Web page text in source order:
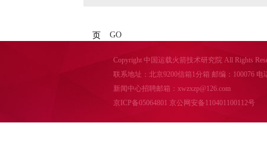
页 GO
Copyright 中国运载火箭技术研究院 All Rights
联系地址：北京9200信箱1分箱 邮编：100076 电
新闻中心招聘邮箱：xwzxzp@126.com
京ICP备05064801 京公网安备110401100112号